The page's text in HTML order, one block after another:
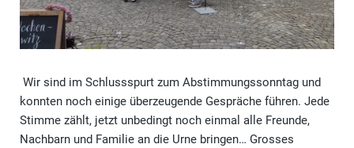
Wir sind im Schlussspurt zum Abstimmungssonntag und
konnten noch einige überzeugende Gespräche führen. Jede
Stimme zählt, jetzt unbedingt noch einmal alle Freunde,
Nachbarn und Familie an die Urne bringen… Grosses